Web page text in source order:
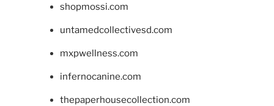
shopmossi.com
untamedcollectivesd.com
mxpwellness.com
infernocanine.com
thepaperhousecollection.com